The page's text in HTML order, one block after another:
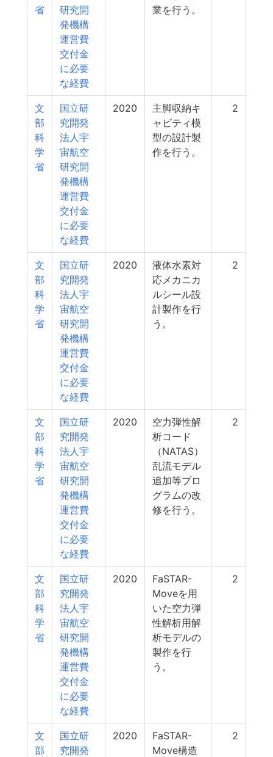
省
研究開
発機構
運営費
交付金
に必要
な経費
業を行う。
文
部
科
学
省
国立研
究開発
法人宇
宙航空
研究開
発機構
運営費
交付金
に必要
な経費
2020
主脚収納キ
ャビティ模
型の設計製
作を行う。
2
文
部
科
学
省
国立研
究開発
法人宇
宙航空
研究開
発機構
運営費
交付金
に必要
な経費
2020
液体水素対
応メカニカ
ルシール設
計製作を行
う。
2
文
部
科
学
省
国立研
究開発
法人宇
宙航空
研究開
発機構
運営費
交付金
に必要
な経費
2020
空力弾性解
析コード
（NATAS）
乱流モデル
追加等プロ
グラムの改
修を行う。
2
文
部
科
学
省
国立研
究開発
法人宇
宙航空
研究開
発機構
運営費
交付金
に必要
な経費
2020
FaSTAR-
Moveを用
いた空力弾
性解析用解
析モデルの
製作を行
う。
2
文
部
国立研
究開発
2020
FaSTAR-
Move構造
2